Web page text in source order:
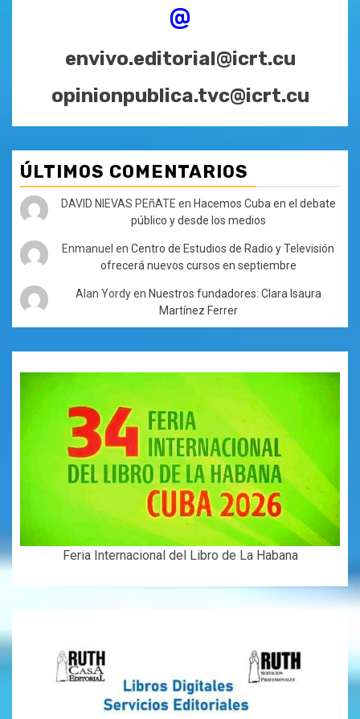
@
envivo.editorial@icrt.cu
opinionpublica.tvc@icrt.cu
ÚLTIMOS COMENTARIOS
DAVID NIEVAS PEñATE en Hacemos Cuba en el debate
público y desde los medios
Enmanuel enCentro de Estudios de Radio y Televisión
ofrecerá nuevos cursos en septiembre
Alan Yordyen Nuestros fundadores: Clara Isaura
Martínez Ferrer
Feria Internacional del Libro de La Habana